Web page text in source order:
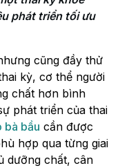
phát triển tối ưu
cũng đầy thử
kỳ, cơ thể người
chất hơn bình
phát triển của thai
bà bầu cần được
hợp qua từng giai
dưỡng chất, cân